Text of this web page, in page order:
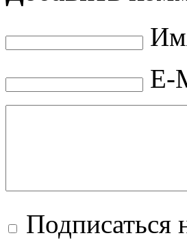
E-
Подписаться